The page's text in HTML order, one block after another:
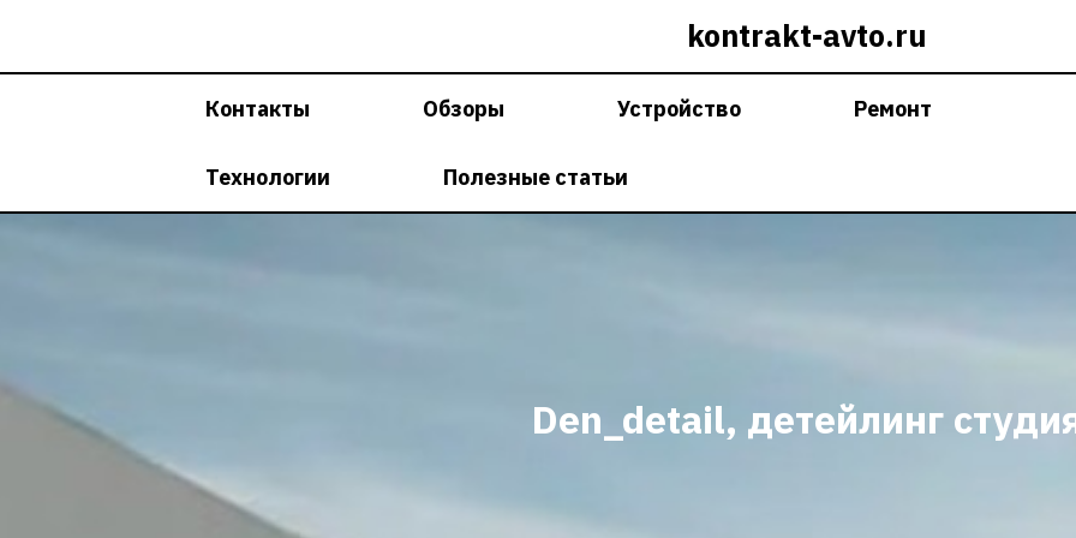
kontrakt-avto.ru
Контакты Обзоры Устройство Ремонт
Технологии Полезные статьи
Den_detail, детейлинг